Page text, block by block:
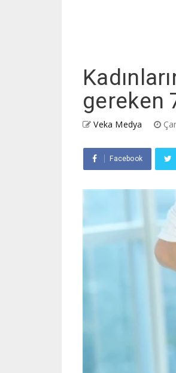
gereken
Veka Medya
Facebook